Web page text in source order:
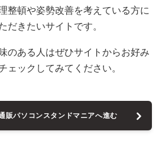
整頓や姿勢改善を考えている方に
だきたいサイトです。
のある人はぜひサイトからお好み
ェックしてみてください。
販パソコンスタンドマニアへ進む